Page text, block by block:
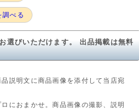
調べる
選びいただけます。 出品掲載は無料
説明文に商品画像を添付して当店宛
におまかせ。商品画像の撮影、説明